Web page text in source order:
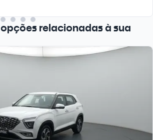
relacionadas à sua